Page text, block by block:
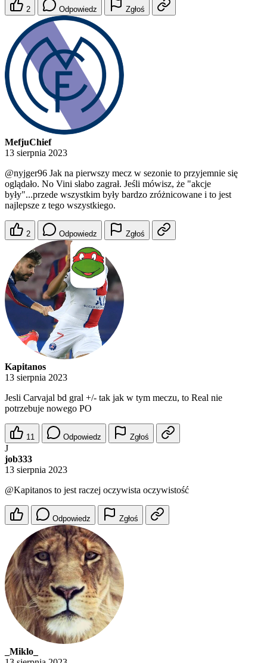
2 Odpowiedz Zgłoś
MefjuChief
13 sierpnia 2023
@nyjger96 Jak na pierwszy mecz w sezonie to przyjemnie się
oglądało. No Vini słabo zagrał. Jeśli mówisz, że "akcje
były"...przede wszystkim były bardzo zróżnicowane i to jest
najlepsze z tego wszystkiego.
2 Odpowiedz Zgłoś
Kapitanos
13 sierpnia 2023
Jesli Carvajal bd gral +/- tak jak w tym meczu, to Real nie
potrzebuje nowego PO
11 Odpowiedz Zgłoś
J
job333
13 sierpnia 2023
@Kapitanos to jest raczej oczywista oczywistość
Odpowiedz Zgłoś
_Miklo_